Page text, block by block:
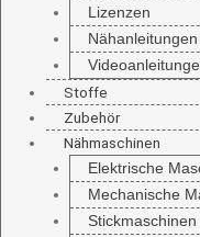
Lizenzen
Nähanleitungen
Stoffe
Zubehör
Nähmaschinen
Elektrische
Mechanische
Stickmaschinen